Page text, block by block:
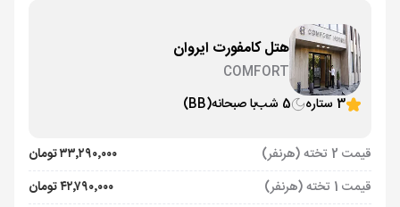
هتل کامفورت ایروان
COMFORT
3 ستاره
5 شب با صبحانه(BB)
قیمت 2 تخته (هرنفر)
۳۳٬۲۹۰٬۰۰۰ تومان
قیمت 1 تخته (هرنفر)
۴۲٬۷۹۰٬۰۰۰ تومان